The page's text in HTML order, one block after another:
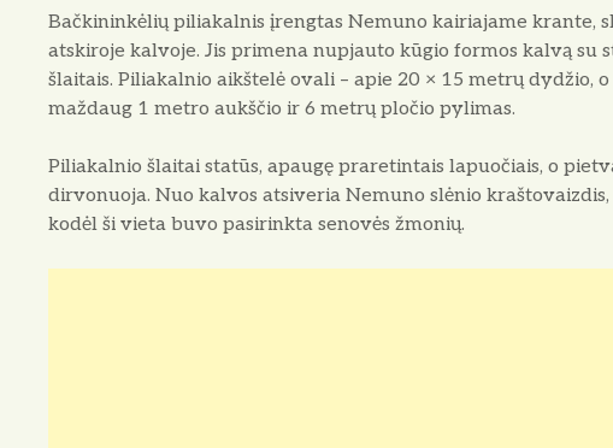
Bačkininkėlių piliakalnis įrengtas Nemuno kairiajame krante,
atskiroje kalvoje. Jis primena nupjauto kūgio formos kalvą su
šlaitais. Piliakalnio aikštelė ovali – apie 20 × 15 metrų dydžio,
maždaug 1 metro aukščio ir 6 metrų pločio pylimas.
Piliakalnio šlaitai statūs, apaugę praretintais lapuočiais, o
dirvonuoja. Nuo kalvos atsiveria Nemuno slėnio
kodėl ši vieta buvo pasirinkta senovės žmonių.